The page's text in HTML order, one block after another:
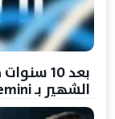
بعد 10
الشهير بـ Gemini وتفتح عصر الذكاء الاصطناعي